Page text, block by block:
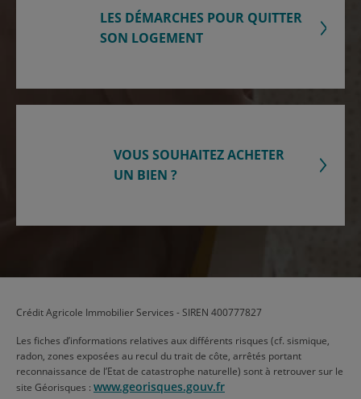
LES DÉMARCHES POUR QUITTER
SON LOGEMENT
VOUS SOUHAITEZ ACHETER
UN BIEN ?
Crédit Agricole Immobilier Services - SIREN 400777827
Les fiches d’informations relatives aux différents risques (cf. sismique,
radon, zones exposées au recul du trait de côte, arrêtés portant
reconnaissance de l’Etat de catastrophe naturelle) sont à retrouver sur le
site Géorisques : www.georisques.gouv.fr